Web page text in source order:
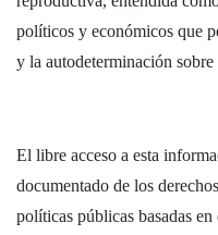
políticos y económicos que
y la autodeterminación
El libre acceso a esta
documentado de los
políticas públicas basadas